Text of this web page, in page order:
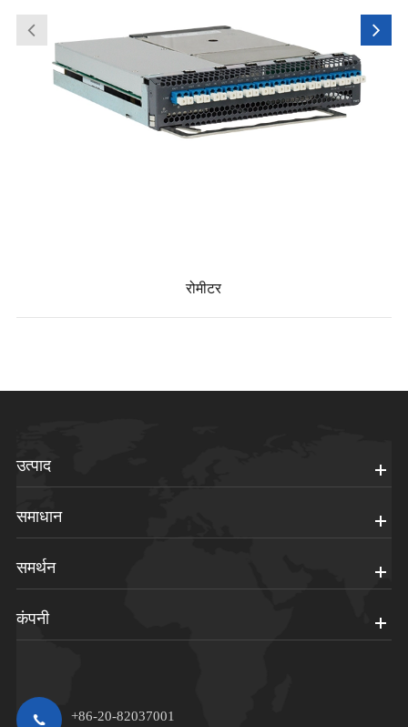
रोमीटर
उत्पाद
समाधान
समर्थन
कंपनी
+86-20-82037001